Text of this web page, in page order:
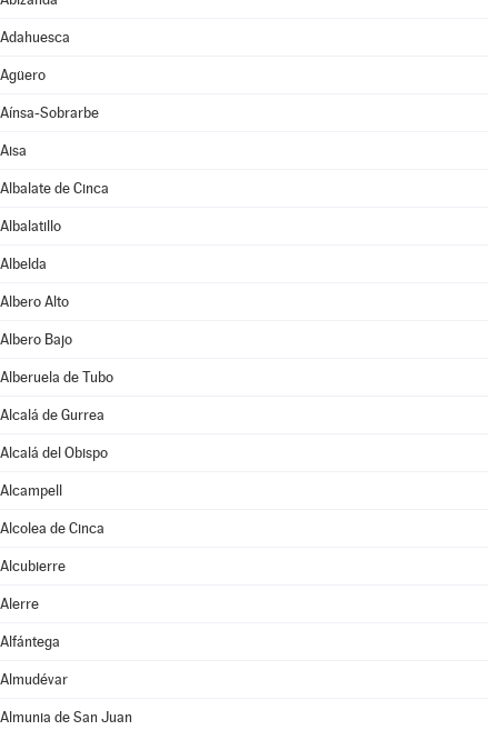
Adahuesca
Agüero
Aínsa-Sobrarbe
Aisa
Albalate de Cinca
Albalatillo
Albelda
Albero Alto
Albero Bajo
Alberuela de Tubo
Alcalá de Gurrea
Alcalá del Obispo
Alcampell
Alcolea de Cinca
Alcubierre
Alerre
Alfántega
Almudévar
Almunia de San Juan